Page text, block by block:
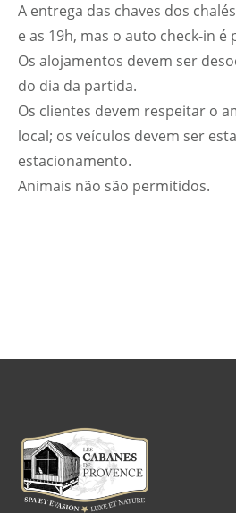
A entrega das chaves dos
e as 19h, mas o auto check-in é
Os alojamentos devem ser
do dia da partida.
Os clientes devem respeitar o
local; os veículos devem ser
estacionamento.
Animais não são permitidos.